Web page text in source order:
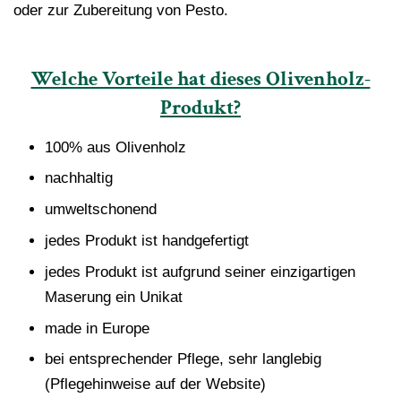
oder zur Zubereitung von Pesto.
Welche Vorteile hat dieses Olivenholz-
Produkt?
100% aus Olivenholz
nachhaltig
umweltschonend
jedes Produkt ist handgefertigt
jedes Produkt ist aufgrund seiner einzigartigen
Maserung ein Unikat
made in Europe
bei entsprechender Pflege, sehr langlebig
(Pflegehinweise auf der Website)